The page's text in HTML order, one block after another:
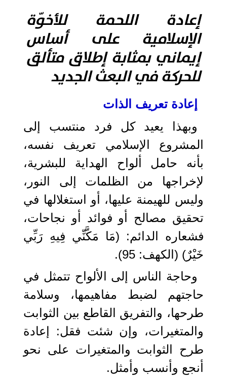
إعادة اللحمة للأخوّة
الإسلامية على أساس
إيماني بمثابة إطلاق متألق
للحركة في البعث الجديد
إعادة تعريف الذات
وبهذا يعيد كل فرد منتسب إلى
المشروع الإسلامي تعريف نفسه،
بأنه حامل ألواح الهداية للبشرية،
لإخراجها من الظلمات إلى النور،
وليس للهيمنة عليها، أو استغلالها في
تحقيق مصالح أو فوائد أو نجاحات،
فشعاره الدائم: (مَا مَكَّنِّي فِيهِ رَبِّي
خَيْرٌ) (الكهف: 95).
وحاجة الناس إلى الألواح تتمثل في
حاجتهم لضبط مفاهيمها، وسلامة
طرحها، والتفريق القاطع بين الثوابت
والمتغيرات، وإن شئت فقل: إعادة
طرح الثوابت والمتغيرات على نحو
أنجع وأنسب وأمثل.